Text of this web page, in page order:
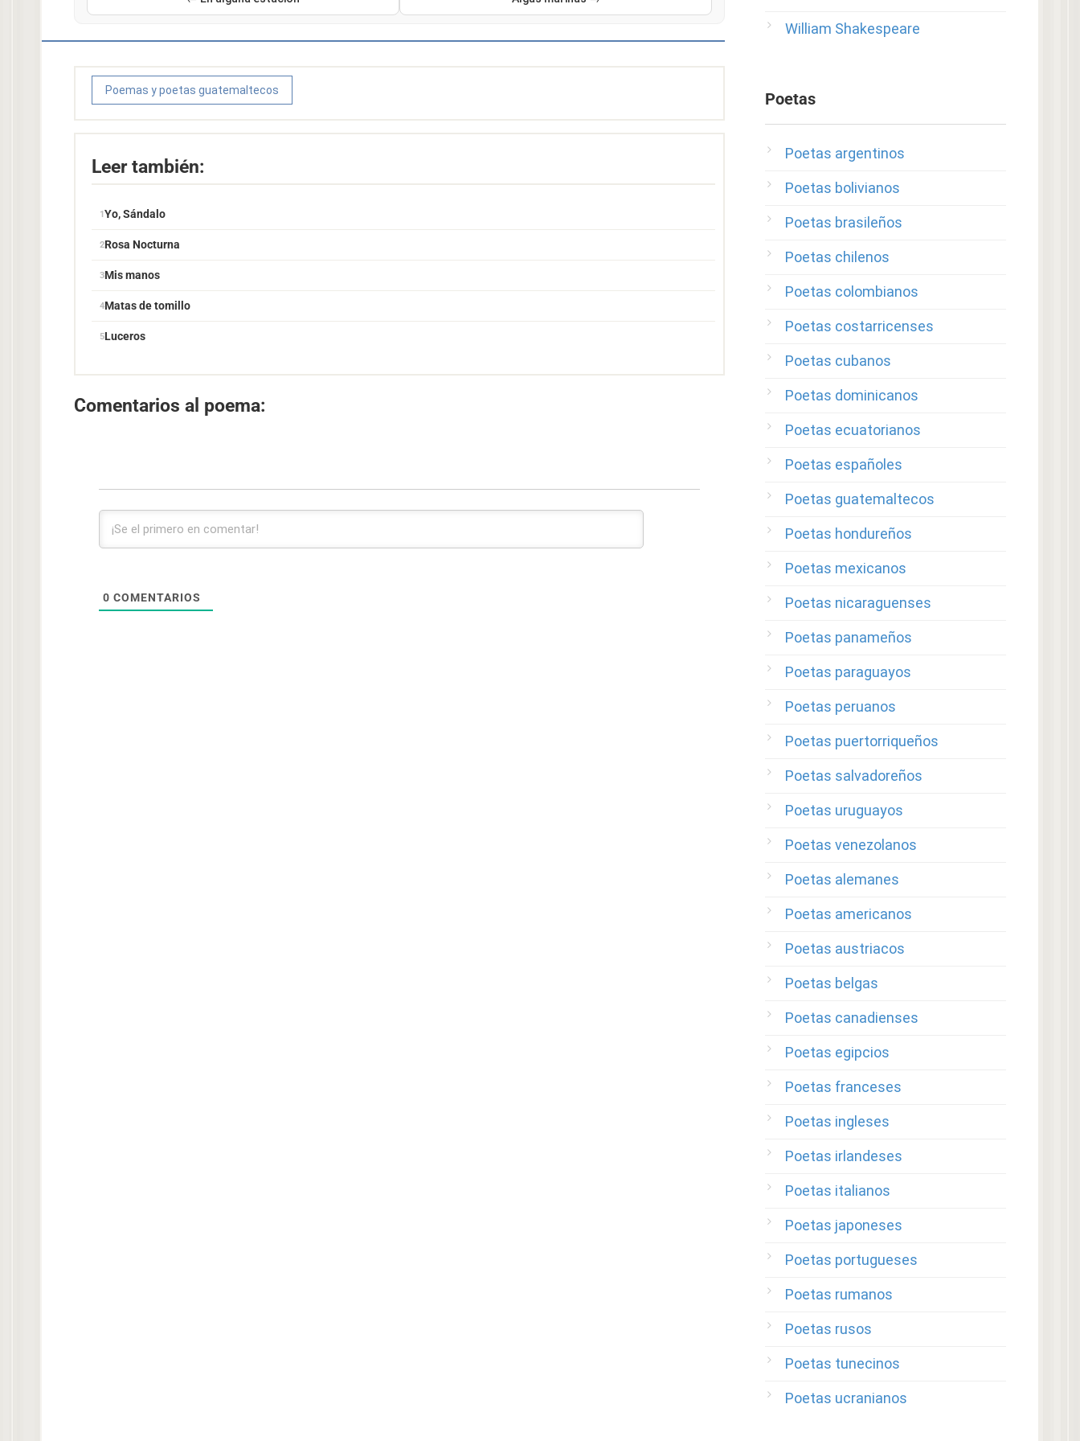
Poemas y poetas guatemaltecos
Leer también:
Yo, Sándalo
Rosa Nocturna
Mis manos
Matas de tomillo
Luceros
Comentarios al poema:
0 COMENTARIOS
William Shakespeare
Poetas
Poetas argentinos
Poetas bolivianos
Poetas brasileños
Poetas chilenos
Poetas colombianos
Poetas costarricenses
Poetas cubanos
Poetas dominicanos
Poetas ecuatorianos
Poetas españoles
Poetas guatemaltecos
Poetas hondureños
Poetas mexicanos
Poetas nicaraguenses
Poetas panameños
Poetas paraguayos
Poetas peruanos
Poetas puertorriqueños
Poetas salvadoreños
Poetas uruguayos
Poetas venezolanos
Poetas alemanes
Poetas americanos
Poetas austriacos
Poetas belgas
Poetas canadienses
Poetas egipcios
Poetas franceses
Poetas ingleses
Poetas irlandeses
Poetas italianos
Poetas japoneses
Poetas portugueses
Poetas rumanos
Poetas rusos
Poetas tunecinos
Poetas ucranianos